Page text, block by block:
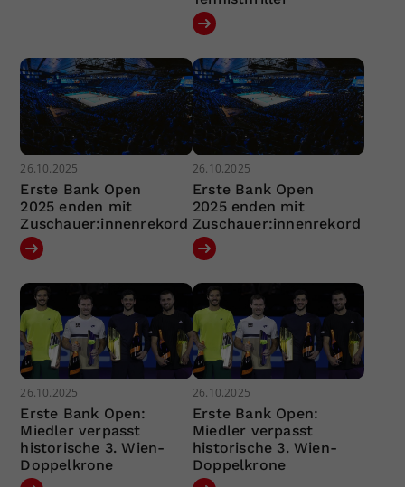
26.10.2025
Erste Bank Open
2025 enden mit
Zuschauer:innenrekord
26.10.2025
Erste Bank Open
2025 enden mit
Zuschauer:innenrekord
26.10.2025
Erste Bank Open:
Miedler verpasst
historische 3. Wien-
Doppelkrone
26.10.2025
Erste Bank Open:
Miedler verpasst
historische 3. Wien-
Doppelkrone